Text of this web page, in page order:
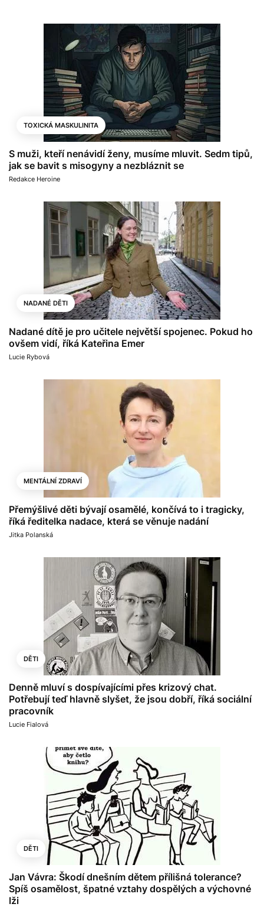
TOXICKÁ MASKULINITA
S muži, kteří nenávidí ženy, musíme mluvit. Sedm tipů,
jak se bavit s misogyny a nezbláznit se
Redakce Heroine
NADANÉ DĚTI
Nadané dítě je pro učitele největší spojenec. Pokud ho
ovšem vidí, říká Kateřina Emer
Lucie Rybová
MENTÁLNÍ ZDRAVÍ
Přemýšlivé děti bývají osamělé, končívá to i tragicky,
říká ředitelka nadace, která se věnuje nadání
Jitka Polanská
DĚTI
Denně mluví s dospívajícími přes krizový chat.
Potřebují teď hlavně slyšet, že jsou dobří, říká sociální
pracovník
Lucie Fialová
DĚTI
Jan Vávra: Škodí dnešním dětem přílišná tolerance?
Spíš osamělost, špatné vztahy dospělých a výchovné
lži